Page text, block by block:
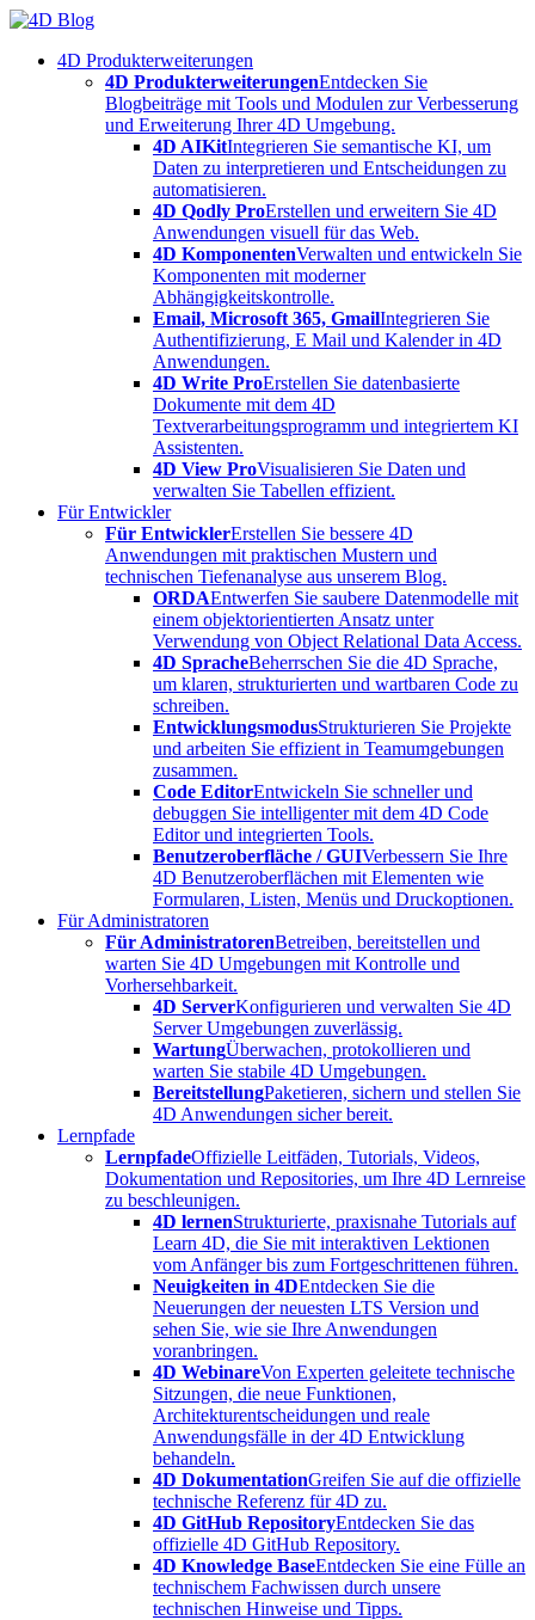
Skip
content4D Produkterweiterungen
4D ProdukterweiterungenEntdecken Sie
Blogbeiträge mit Tools und Modulen zur Verbesserung
und Erweiterung Ihrer 4D Umgebung.
4D AIKitIntegrieren Sie semantische KI, um
Daten zu interpretieren und Entscheidungen zu
automatisieren.
4D Qodly ProErstellen und erweitern Sie 4D
Anwendungen visuell für das Web.
4D KomponentenVerwalten und entwickeln Sie
Komponenten mit moderner
Abhängigkeitskontrolle.
Email, Microsoft 365, GmailIntegrieren Sie
Authentifizierung, E Mail und Kalender in 4D
Anwendungen.
4D Write ProErstellen Sie datenbasierte
Dokumente mit dem 4D
Textverarbeitungsprogramm und integriertem KI
Assistenten.
4D View ProVisualisieren Sie Daten und
verwalten Sie Tabellen effizient.
Für Entwickler
Für EntwicklerErstellen Sie bessere 4D
Anwendungen mit praktischen Mustern und
technischen Tiefenanalyse aus unserem Blog.
ORDAEntwerfen Sie saubere Datenmodelle mit
einem objektorientierten Ansatz unter
Verwendung von Object Relational Data Access.
4D SpracheBeherrschen Sie die 4D Sprache,
um klaren, strukturierten und wartbaren Code zu
schreiben.
EntwicklungsmodusStrukturieren Sie Projekte
und arbeiten Sie effizient in Teamumgebungen
zusammen.
Code EditorEntwickeln Sie schneller und
debuggen Sie intelligenter mit dem 4D Code
Editor und integrierten Tools.
Benutzeroberfläche / GUIVerbessern Sie Ihre
4D Benutzeroberflächen mit Elementen wie
Formularen, Listen, Menüs und Druckoptionen.
Für Administratoren
Für AdministratorenBetreiben, bereitstellen und
warten Sie 4D Umgebungen mit Kontrolle und
Vorhersehbarkeit.
4D ServerKonfigurieren und verwalten Sie 4D
Server Umgebungen zuverlässig.
WartungÜberwachen, protokollieren und
warten Sie stabile 4D Umgebungen.
BereitstellungPaketieren, sichern und stellen Sie
4D Anwendungen sicher bereit.
Lernpfade
LernpfadeOffizielle Leitfäden, Tutorials, Videos,
Dokumentation und Repositories, um Ihre 4D Lernreise
zu beschleunigen.
4D lernenStrukturierte, praxisnahe Tutorials auf
Learn 4D, die Sie mit interaktiven Lektionen
vom Anfänger bis zum Fortgeschrittenen führen.
Neuigkeiten in 4DEntdecken Sie die
Neuerungen der neuesten LTS Version und
sehen Sie, wie sie Ihre Anwendungen
voranbringen.
4D WebinareVon Experten geleitete technische
Sitzungen, die neue Funktionen,
Architekturentscheidungen und reale
Anwendungsfälle in der 4D Entwicklung
behandeln.
4D DokumentationGreifen Sie auf die offizielle
technische Referenz für 4D zu.
4D GitHub RepositoryEntdecken Sie das
offizielle 4D GitHub Repository.
4D Knowledge BaseEntdecken Sie eine Fülle an
technischem Fachwissen durch unsere
technischen Hinweise und Tipps.